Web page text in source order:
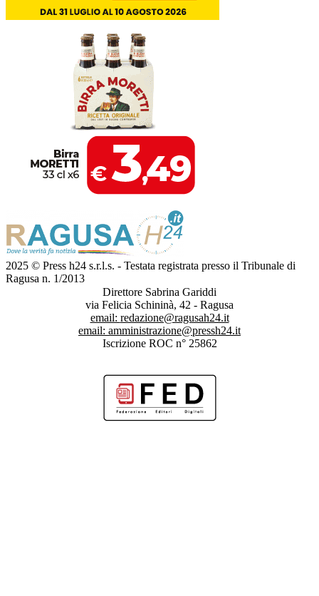
2025 © Press h24 s.r.l.s. - Testata registrata presso il Tribunale di
Ragusa n. 1/2013
Direttore Sabrina Gariddi
via Felicia Schininà, 42 - Ragusa
email: redazione@ragusah24.it
email: amministrazione@pressh24.it
Iscrizione ROC n° 25862